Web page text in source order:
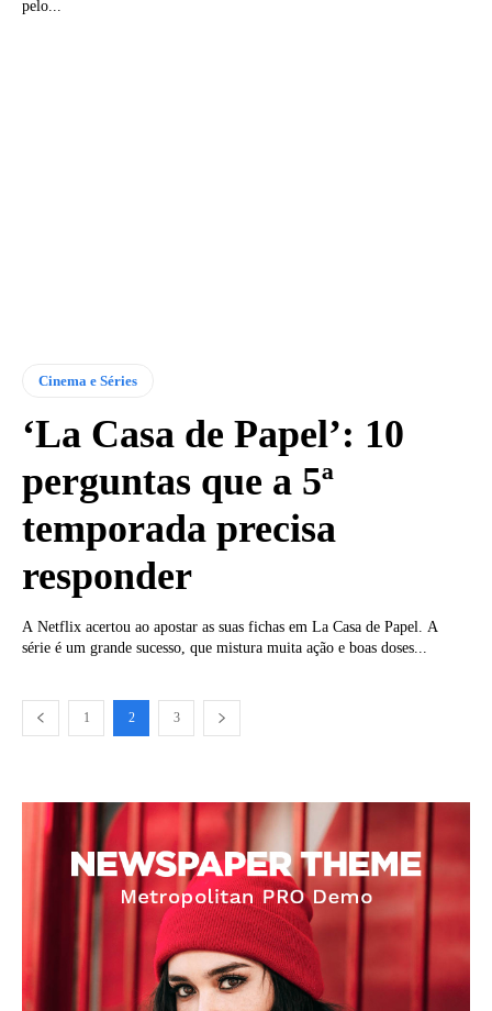
pelo...
Cinema e Séries
‘La Casa de Papel’: 10
perguntas que a 5ª
temporada precisa
responder
A Netflix acertou ao apostar as suas fichas em La Casa de Papel. A
série é um grande sucesso, que mistura muita ação e boas doses...
1 2 3